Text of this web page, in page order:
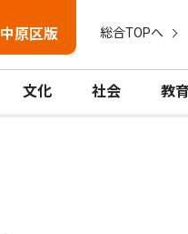
中原区版 総合TOPへ
文化 社会 教